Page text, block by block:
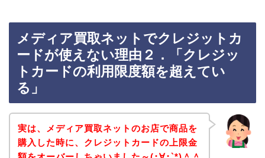
メディア買取ネットでクレジットカ
ードが使えない理由２．「クレジッ
トカードの利用限度額を超えてい
る」
実は、メディア買取ネットのお店で商品を
購入した時に、クレジットカードの上限金